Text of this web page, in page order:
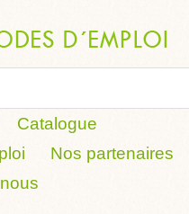
Catalogue
Nos partenaires